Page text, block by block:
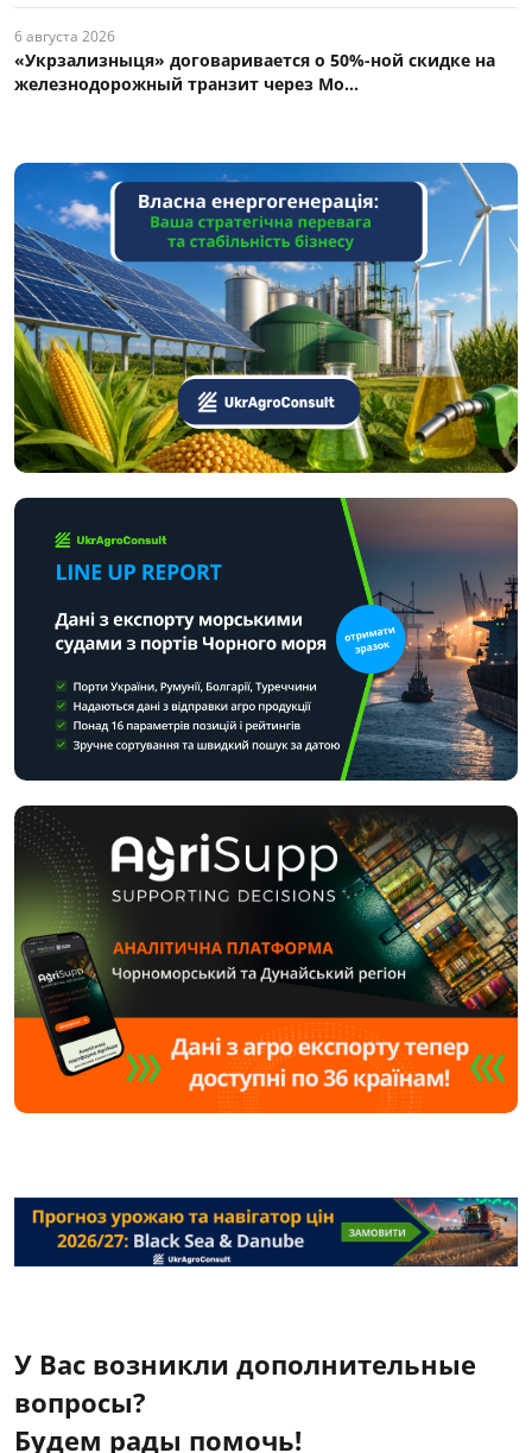
6 августа 2026
«Укрзализныця» договаривается о 50%-ной скидке на
железнодорожный транзит через Мо...
У Вас возникли дополнительные
вопросы?
Будем рады помочь!